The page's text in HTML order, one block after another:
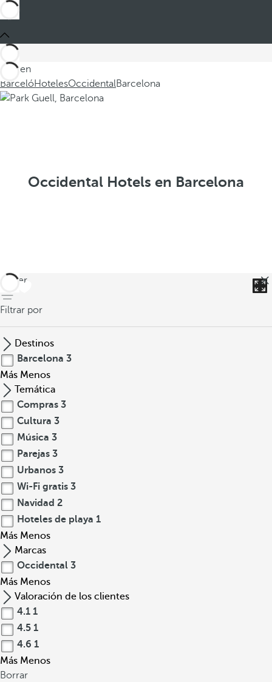
Está en
BarcelóHotelesOccidentalBarcelona
Occidental Hotels en Barcelona
volver
Filtrar por
Destinos
Barcelona 3
Más Menos
Temática
Compras 3
Cultura 3
Música 3
Parejas 3
Urbanos 3
Wi-Fi gratis 3
Navidad 2
Hoteles de playa 1
Más Menos
Marcas
Occidental 3
Más Menos
Valoración de los clientes
4.1 1
4.5 1
4.6 1
Más Menos
Borrar